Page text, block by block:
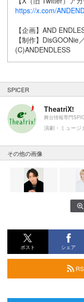
https://x.com/
【企画】AND
【制作】DisGOONie
(C)ANDENDLESS
SPICER
TheatriX!
舞台情報専門
演劇・ミュージ
その他の画像
ポスト シェア